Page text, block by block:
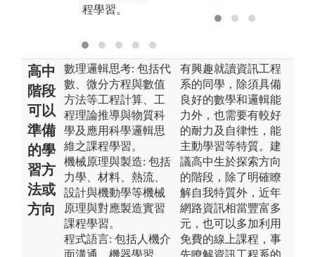
程學習。
高中
階段
可以
準備
的學
習方
法或
方向
數理邏輯思考: 包括代
數、微分方程與數值
方法等工程計算、工
程理論推導與物質科
學及應用科學邏輯思
維之課程學習。
機械原理與製造: 包括
力學、材料、熱流、
設計與機動學等機械
原理與對應製造實習
課程學習。
程式語言: 包括人機介
面溝通、機器學習、
有興趣就讀資訊工程
系的同學，除須具備
良好的數學和邏輯能
力外，也需要有較好
的耐力及自律性，能
主動學習等特質。建
議高中生於探索方向
的階段，除了明確瞭
解自我特質外，近年
網路資訊相當豐富多
元，也可以多加利用
免費的線上課程，事
先瞭解資訊工程系的